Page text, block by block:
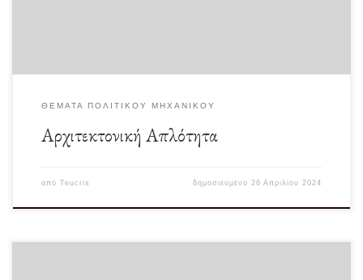
ΘΈΜΑΤΑ ΠΟΛΙΤΙΚΟΎ ΜΗΧΑΝΙΚΟΎ
Αρχιτεκτονική Απλότητα
από Teucris δημοσιευμένο 26 Απριλίου 2024